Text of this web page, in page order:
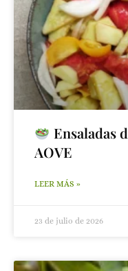
Ensaladas
AOVE
LEER MÁS »
23 de julio de 2026